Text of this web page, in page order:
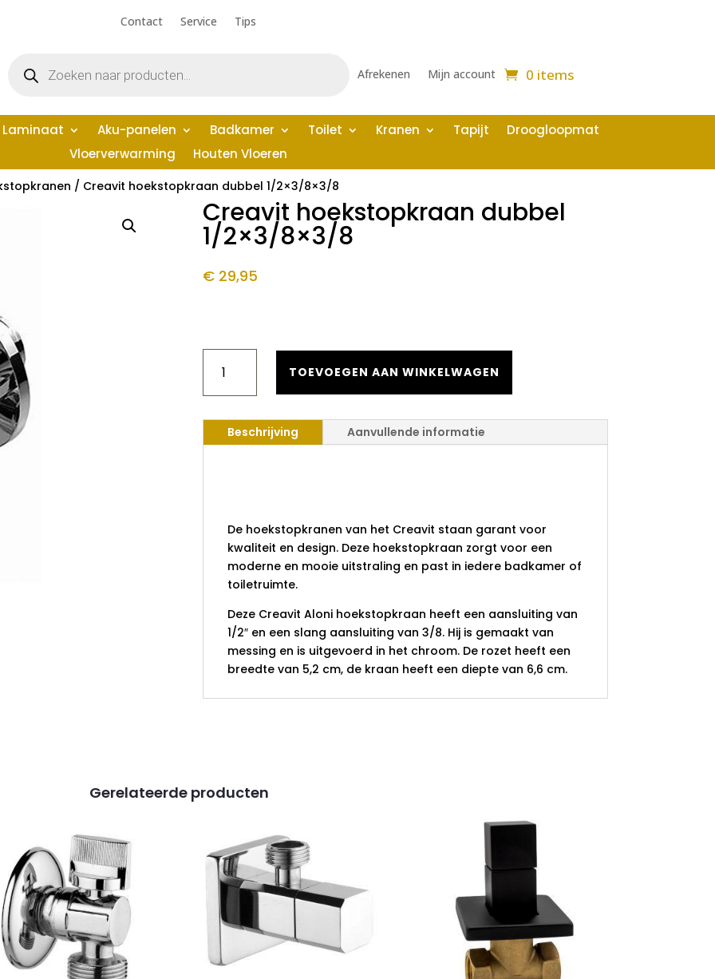
Contact Service Tips
zoeken Afrekenen Mijn account 0 items
Laminaat Aku-panelen Badkamer Toilet Kranen Tapijt
Droogloopmat
Vloerverwarming
Houten Vloeren
/ Creavit hoekstopkraan dubbel 1/2×3/8×3/8
Creavit hoekstopkraan dubbel
1/2×3/8×3/8
€29,95
HOEKSTOPKRAAN
1/2X3/8X3/8
TOEVOEGEN AAN WINKELWAGEN
Beschrijving Aanvullende informatie
De hoekstopkranen van het Creavit staan garant voor
kwaliteit en design. Deze hoekstopkraan zorgt voor een
moderne en mooie uitstraling en past in iedere badkamer of
toiletruimte.
Deze Creavit Aloni hoekstopkraan heeft een aansluiting van
1/2″ en een slang aansluiting van 3/8. Hij is gemaakt van
messing en is uitgevoerd in het chroom. De rozet heeft een
breedte van 5,2 cm, de kraan heeft een diepte van 6,6 cm.
Gerelateerde producten